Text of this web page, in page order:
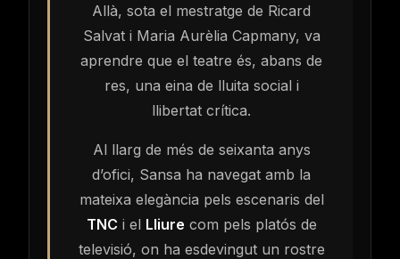
Allà, sota el mestratge de Ricard
Salvat i Maria Aurèlia Capmany, va
aprendre que el teatre és, abans de
res, una eina de lluita social i
llibertat crítica.
Al llarg de més de seixanta anys
d’ofici, Sansa ha navegat amb la
mateixa elegància pels escenaris del
TNC i el Lliure com pels platós de
televisió, on ha esdevingut un rostre